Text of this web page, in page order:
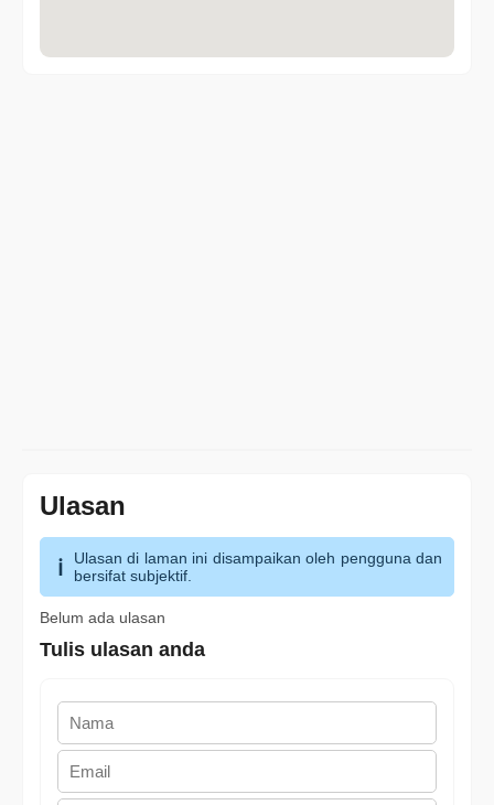
Ulasan
Ulasan di laman ini disampaikan oleh pengguna dan
bersifat subjektif.
Belum ada ulasan
Tulis ulasan anda